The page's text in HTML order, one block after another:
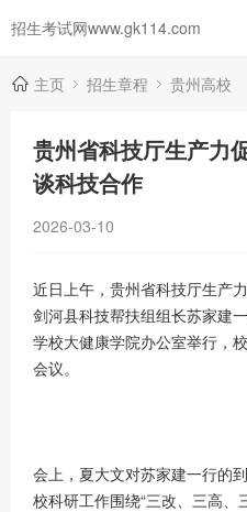
招生考试网www.gk114.com
主页 招生章程 贵州高校
贵州省科技厅生产力
谈科技合作
2026-03-10
近日上午，贵州省科技厅生产
剑河县科技帮扶组组长苏家建
学校大健康学院办公室举行，
会议。
会上，夏大文对苏家建一行的
校科研工作围绕“三改、三高、